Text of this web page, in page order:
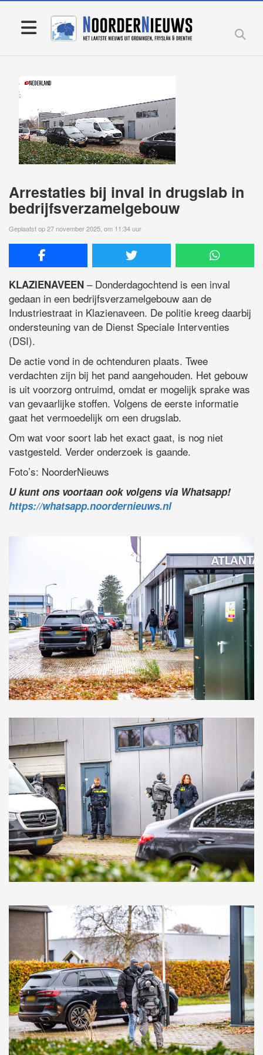
Arrestaties bij inval in drugslab in
bedrijfsverzamelgebouw
Geplaatst op 27 november 2025, om 11:34 uur
KLAZIENAVEEN – Donderdagochtend is een inval
gedaan in een bedrijfsverzamelgebouw aan de
Industriestraat in Klazienaveen. De politie kreeg daarbij
ondersteuning van de Dienst Speciale Interventies
(DSI).
De actie vond in de ochtenduren plaats. Twee
verdachten zijn bij het pand aangehouden. Het gebouw
is uit voorzorg ontruimd, omdat er mogelijk sprake was
van gevaarlijke stoffen. Volgens de eerste informatie
gaat het vermoedelijk om een drugslab.
Om wat voor soort lab het exact gaat, is nog niet
vastgesteld. Verder onderzoek is gaande.
Foto’s: NoorderNieuws
U kunt ons voortaan ook volgens via Whatsapp!
https://whatsapp.noordernieuws.nl